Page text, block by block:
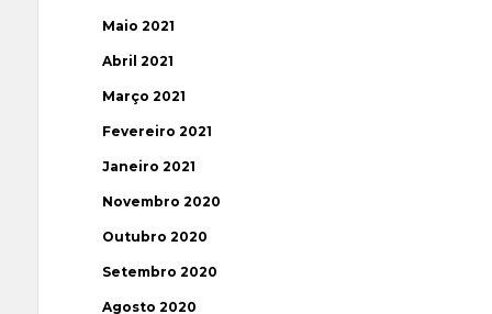
Maio 2021
Abril 2021
Março 2021
Fevereiro 2021
Janeiro 2021
Novembro 2020
Outubro 2020
Setembro 2020
Agosto 2020